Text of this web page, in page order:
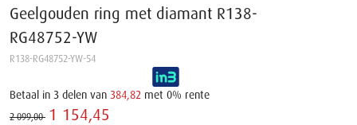
Geelgouden ring met diamant R138-
RG48752-YW
R138-RG48752-YW-54
Betaal in 3 delen van 384,82 met 0% rente
2 099,00 ‌ 1 154,45 ‌